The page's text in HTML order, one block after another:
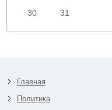
30
31
Главная
Политика